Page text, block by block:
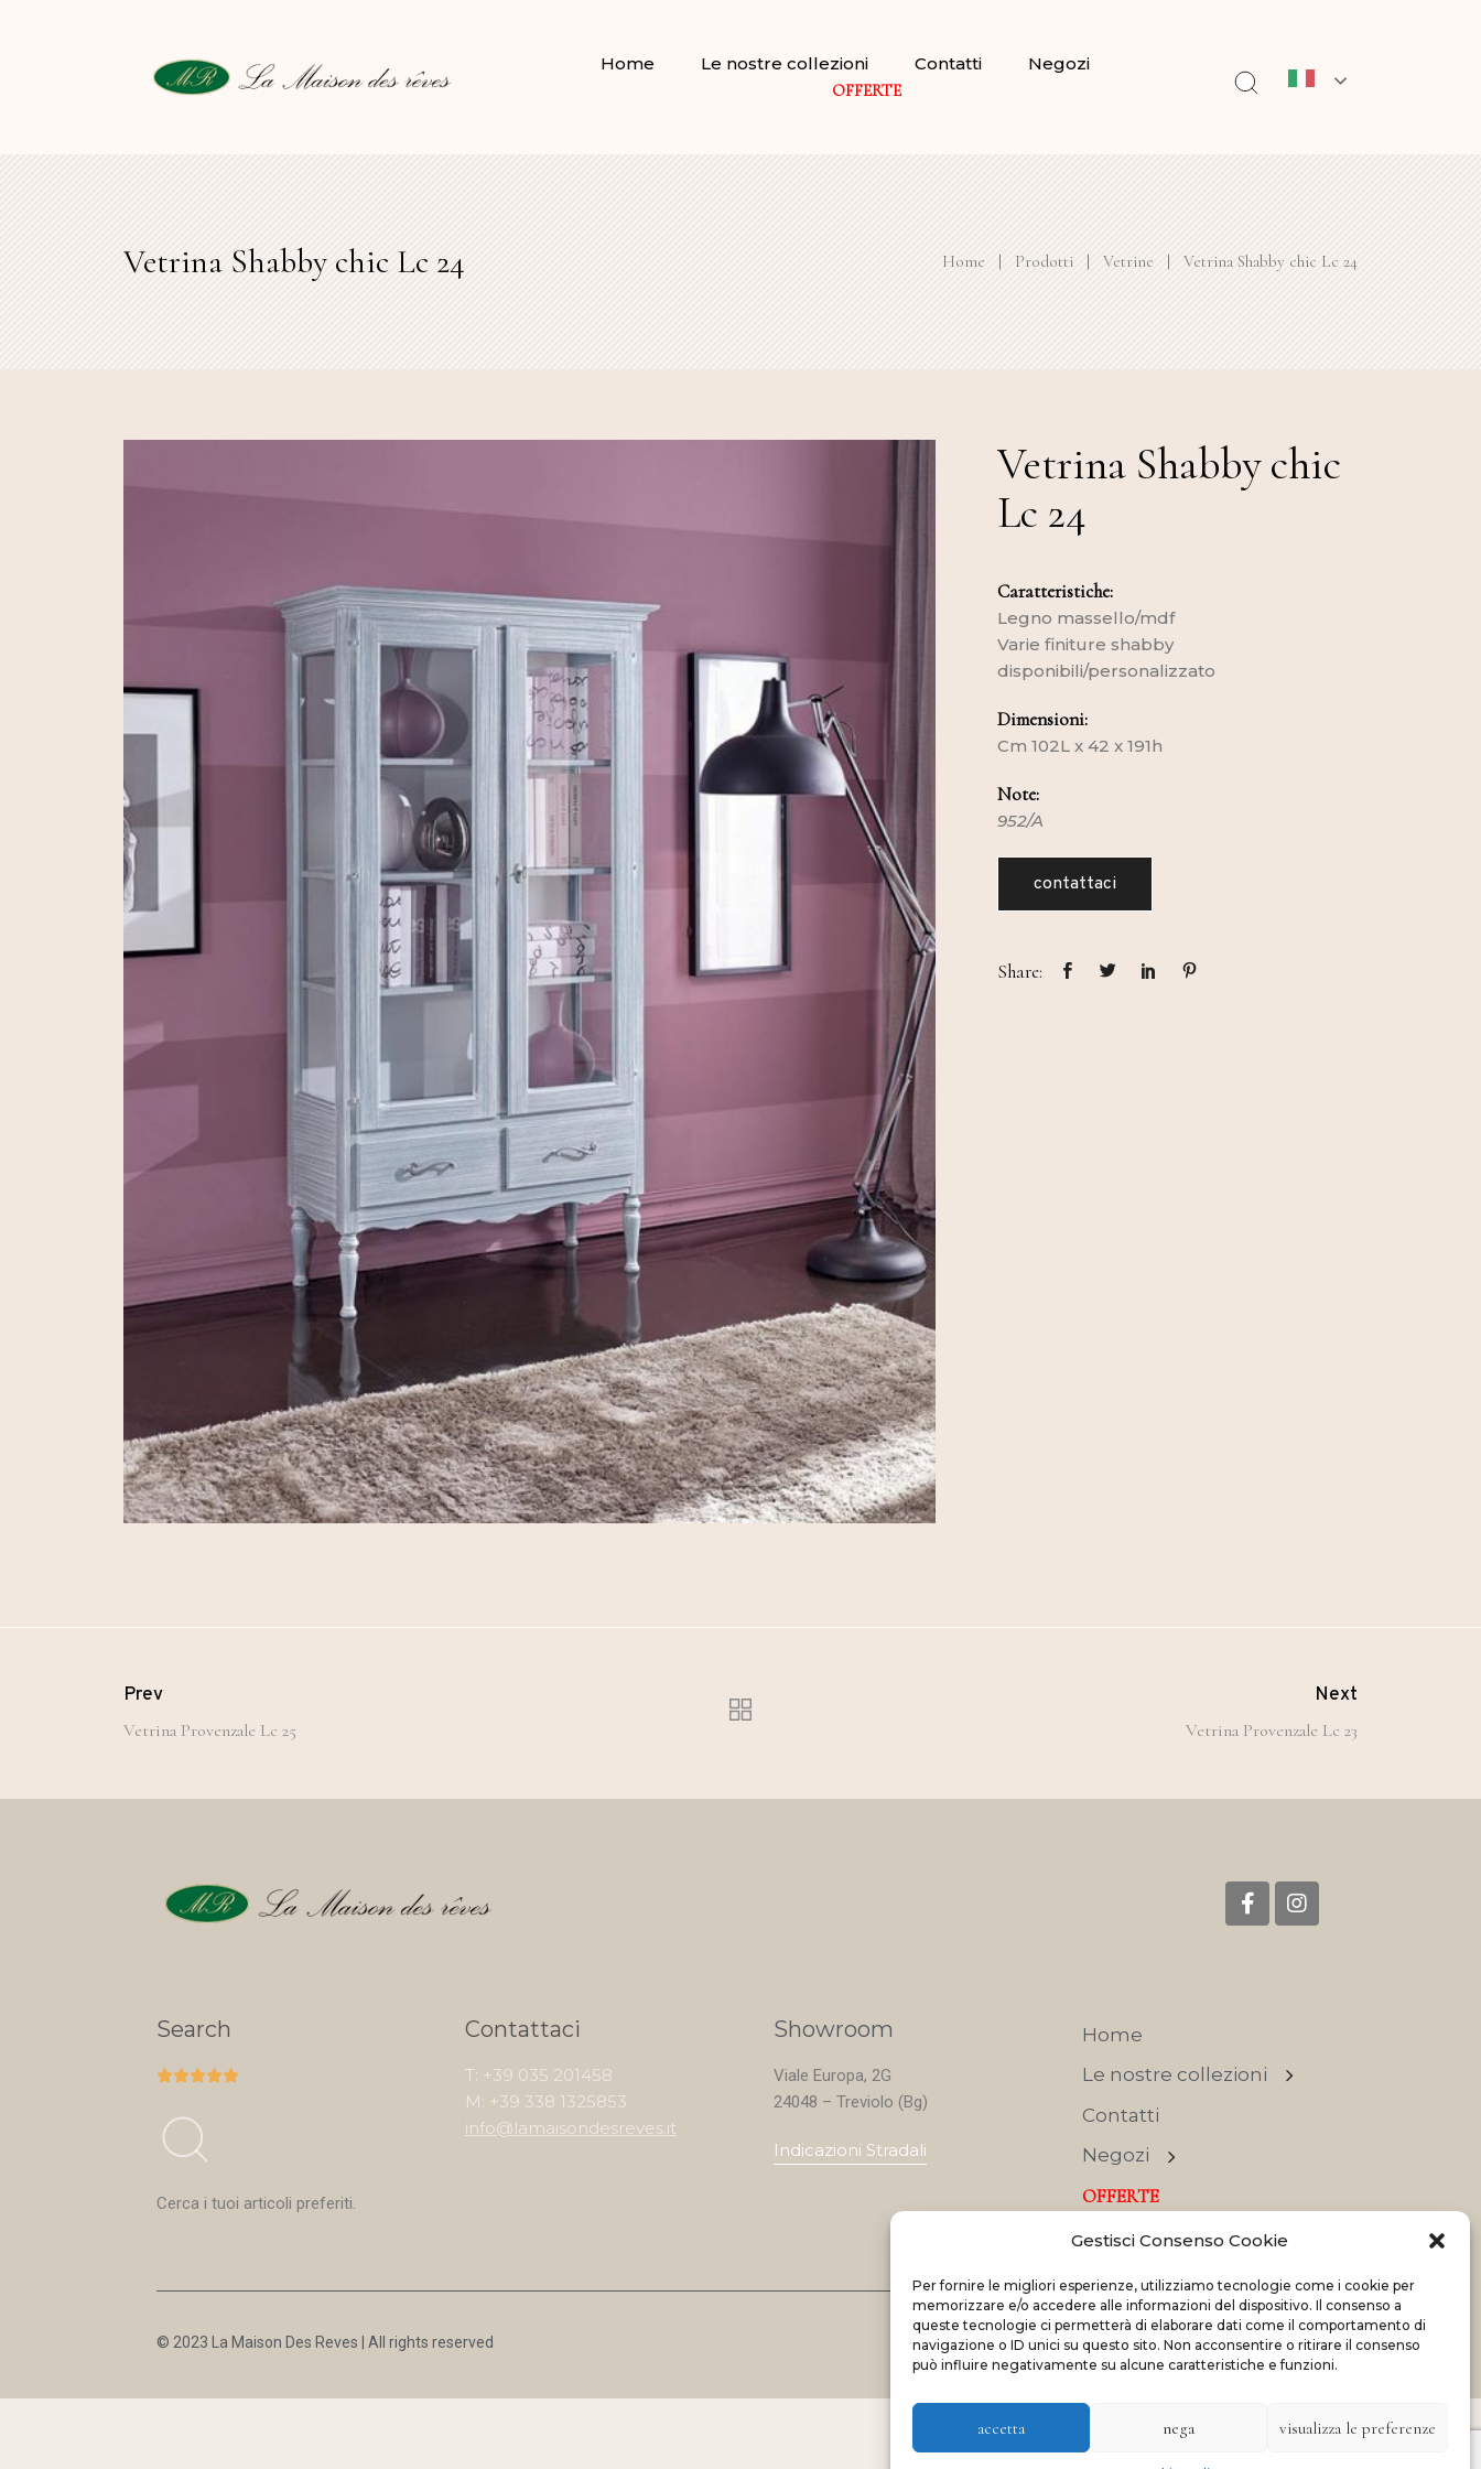
Gestisci Consenso Cookie
Per fornire le migliori esperienze, utilizziamo tecnologie come i cookie per
memorizzare e/o accedere alle informazioni del dispositivo. Il consenso a
queste tecnologie ci permetterà di elaborare dati come il comportamento di
navigazione o ID unici su questo sito. Non acconsentire o ritirare il consenso
può influire negativamente su alcune caratteristiche e funzioni.
accetta nega visualizza le preferenze
Home Le nostre collezioni Contatti Negozi
OFFERTE
Vetrina Shabby chic Lc 24 Home | Prodotti | Vetrine | Vetrina Shabby chic Lc 24
Vetrina Shabby chic
Lc 24
Caratteristiche:
Legno massello/mdf
Varie finiture shabby
disponibili/personalizzato
Dimensioni:
Cm 102L x 42 x 191h
Note:
952/A
contattaci
Share:
Prev
Vetrina Provenzale Lc 25
Next
Vetrina Provenzale Lc 23
Search

Cerca i tuoi articoli preferiti.
Contattaci
T: +39 035 201458
M: +39 338 1325853
info@lamaisondesreves.it
Showroom
Viale Europa, 2G
24048 – Treviolo (Bg)
Indicazioni Stradali
Home
Le nostre collezioni
Contatti
Negozi
OFFERTE
© 2023 La Maison Des Reves | All rights reserved Made with and byShadApps